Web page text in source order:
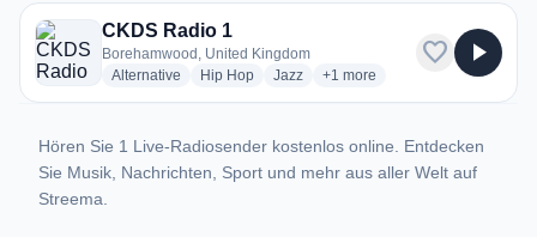
1 Radiosender aus Borehamwood
CKDS Radio 1
Borehamwood, United Kingdom
Alternative radio stations
Hip Hopradio stations
Jazzradio stations
+1 more genres for CKDS Radio
more
favorite play_arrow
Hören Sie 1 Live-Radiosender kostenlos online. Entdecken
Sie Musik, Nachrichten, Sport und mehr aus aller Welt auf
Streema.